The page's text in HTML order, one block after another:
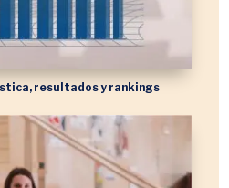
resultados y rankings